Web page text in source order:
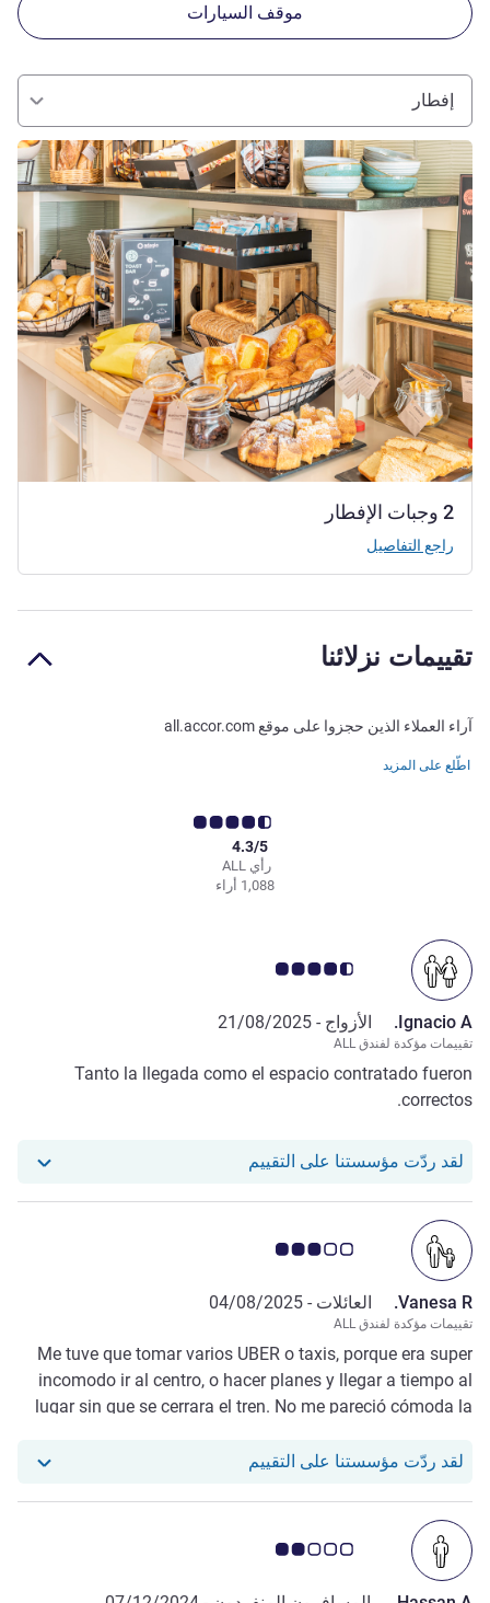
موقف السيارات
إفطار
2 وجبات الإفطار
راجع التفاصيل
راجع التفاصيل
تقييمات نزلائنا
آراء العملاء الذين حجزوا على موقع all.accor.com
اطّلع على المزيد
رأي ALL
4.3/5
1,088 أراء
ملاحظة أراء العملاء 4.5/5
Ignacio A. الأزواج - 21/08/2025
تقييمات مؤكدة لفندق ALL
Tanto la llegada como el espacio contratado fueron
correctos.
لقد ردّت مؤسستنا على التقييم استجاب فندقنا للمراجعة من Ignacio A.
ملاحظة أراء العملاء 3.0/5
Vanesa R. العائلات - 04/08/2025
تقييمات مؤكدة لفندق ALL
Me tuve que tomar varios UBER o taxis, porque era super
incomodo ir al centro, o hacer planes y llegar a tiempo al
lugar sin que se cerrara el tren. No me pareció cómoda la
esas cuadras, no me resulto grato.
لقد ردّت مؤسستنا على التقييم استجاب فندقنا للمراجعة من Vanesa R.
ملاحظة أراء العملاء 2.0/5